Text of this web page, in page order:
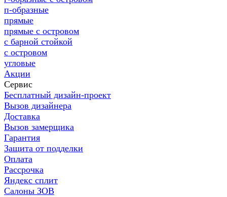
п-образные
прямые
прямые с островом
с барной стойкой
с островом
угловые
Акции
Сервис
Бесплатный дизайн-проект
Вызов дизайнера
Доставка
Вызов замерщика
Гарантия
Защита от подделки
Оплата
Рассрочка
Яндекс сплит
Салоны ЗОВ